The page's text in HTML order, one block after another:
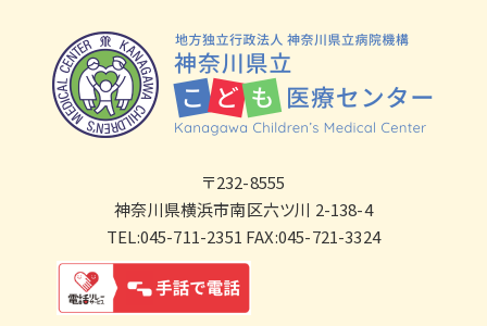
〒232-8555
神奈川県横浜市南区六ツ川 2-138-4
TEL:045-711-2351 FAX:045-721-3324